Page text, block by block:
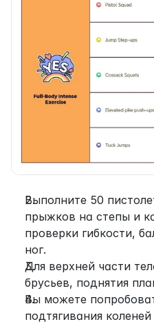
Выполните 50
прыжков на степы и
проверки гибкости,
ног.
Для верхней части
брусьев, поднятия
Вы можете
подтягивания